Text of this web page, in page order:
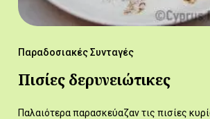
Παραδοσιακές Συνταγές
Πισίες δερυνειώτικες
Παλαιότερα παρασκεύαζαν τις πισίες